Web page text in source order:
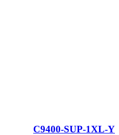
C9400-SUP-1XL-Y